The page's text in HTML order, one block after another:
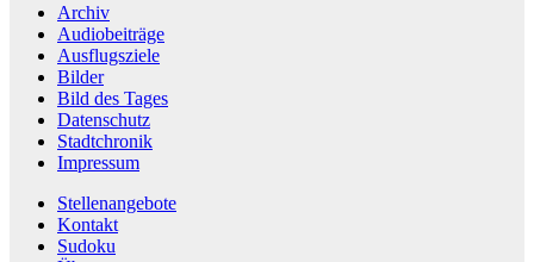
Archiv
Audiobeiträge
Ausflugsziele
Bilder
Bild des Tages
Datenschutz
Stadtchronik
Impressum
Stellenangebote
Kontakt
Sudoku